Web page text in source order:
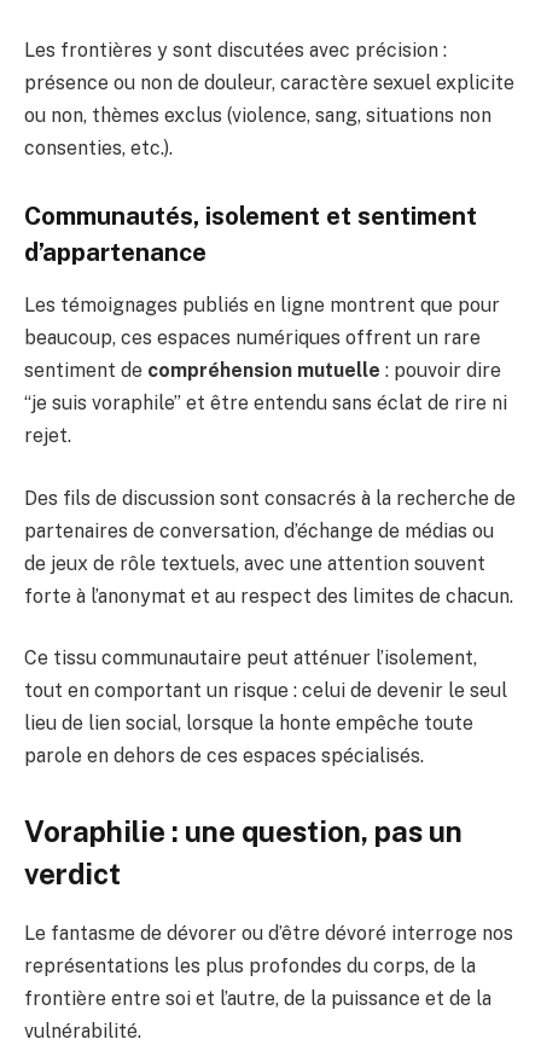
Les frontières y sont discutées avec précision :
présence ou non de douleur, caractère sexuel explicite
ou non, thèmes exclus (violence, sang, situations non
consenties, etc.).
Communautés, isolement et sentiment
d’appartenance
Les témoignages publiés en ligne montrent que pour
beaucoup, ces espaces numériques offrent un rare
sentiment de compréhension mutuelle : pouvoir dire
“je suis voraphile” et être entendu sans éclat de rire ni
rejet.
Des fils de discussion sont consacrés à la recherche de
partenaires de conversation, d’échange de médias ou
de jeux de rôle textuels, avec une attention souvent
forte à l’anonymat et au respect des limites de chacun.
Ce tissu communautaire peut atténuer l’isolement,
tout en comportant un risque : celui de devenir le seul
lieu de lien social, lorsque la honte empêche toute
parole en dehors de ces espaces spécialisés.
Voraphilie : une question, pas un
verdict
Le fantasme de dévorer ou d’être dévoré interroge nos
représentations les plus profondes du corps, de la
frontière entre soi et l’autre, de la puissance et de la
vulnérabilité.